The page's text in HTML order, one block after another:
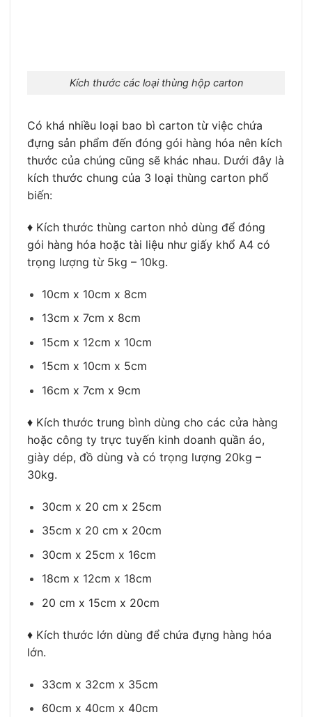
Kích thước các loại thùng hộp carton
Có khá nhiều loại bao bì carton từ việc chứa
đựng sản phẩm đến đóng gói hàng hóa nên kích
thước của chúng cũng sẽ khác nhau. Dưới đây là
kích thước chung của 3 loại thùng carton phổ
biến:
♦ Kích thước thùng carton nhỏ dùng để đóng
gói hàng hóa hoặc tài liệu như giấy khổ A4 có
trọng lượng từ 5kg – 10kg.
10cm x 10cm x 8cm
13cm x 7cm x 8cm
15cm x 12cm x 10cm
15cm x 10cm x 5cm
16cm x 7cm x 9cm
♦ Kích thước trung bình dùng cho các cửa hàng
hoặc công ty trực tuyến kinh doanh quần áo,
giày dép, đồ dùng và có trọng lượng 20kg –
30kg.
30cm x 20 cm x 25cm
35cm x 20 cm x 20cm
30cm x 25cm x 16cm
18cm x 12cm x 18cm
20 cm x 15cm x 20cm
♦ Kích thước lớn dùng để chứa đựng hàng hóa
lớn.
33cm x 32cm x 35cm
60cm x 40cm x 40cm